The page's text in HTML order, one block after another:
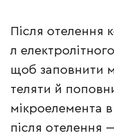
Після отелення
л
щоб заповнити
теляти й
мікроелемента
після отелення